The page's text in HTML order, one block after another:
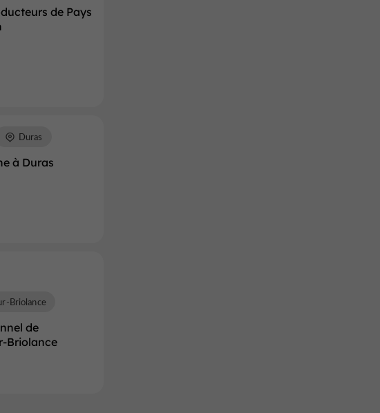
de Pays
à Duras
Duras
de
Briolance
Briolance